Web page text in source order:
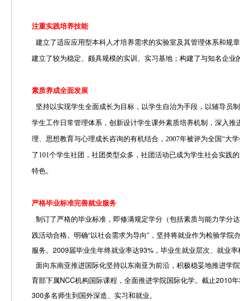
注重实践培养技能
建立了适应应用型本科人才培养需求的实验室及其管理体系和规
建立了较为稳定、颇具规模的实训、实习基地；构建了与知名企业
素质养成全面发展
坚持以实现学生全面成长为目标，以学生自治为手段，以辅导员
学生工作日常管理体系，创新设计学生课外素质培养机制，深入
理、思想教育与心理成长咨询的有机结合， 2007年被评为全国“大
了 101个学生社团，社团类型众多，社团活动已成为学生社会实践
特色。
严格毕业标准完善就业服务
制订了严格的毕业标准，即修满规定学分（包括素质与能力学分
践活动合格。明确“以社会需求为导向”，坚持将就业作为检验学
服务。 2009届毕业生年终就业率达93% ，毕业生就业层次、就业率
面向东南亚推进国际化坚持以东南亚为前沿，积极稳妥地推进学
育部下属NCC机构国际课程，全面推进学院国际化学。截止2010年
300多名师生到国外深造、实习和就业。